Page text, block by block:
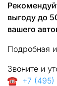
выгоду до
вашего
Подробная
Звоните и
+7